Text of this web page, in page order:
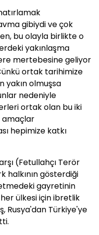
gibiydi ve çok
bu olayla birlikte o
yakınlaşma
mertebesine geliyor
ortak tarihimize
yakın olmuşsa
nedeniyle
ortak olan bu iki
amaçlar
hepimize katkı
(Fetullahçı Terör
halkının gösterdiği
gayretinin
ülkesi için ibretlik
Rusya'dan Türkiye'ye